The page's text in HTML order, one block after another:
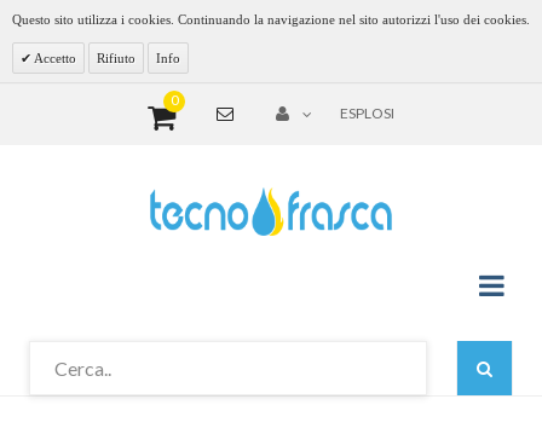
Questo sito utilizza i cookies. Continuando la navigazione nel sito autorizzi l'uso dei cookies.
Accetto Rifiuto Info
0
ESPLOSI